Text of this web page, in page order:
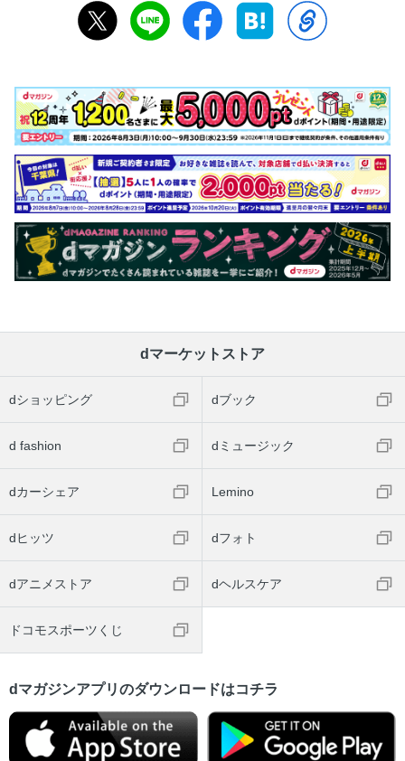
dマーケットストア
dショッピング dブック
d fashion dミュージック
dカーシェア Lemino
dヒッツ dフォト
dアニメストア dヘルスケア
ドコモスポーツくじ
dマガジンアプリのダウンロードはコチラ